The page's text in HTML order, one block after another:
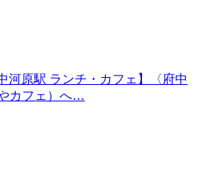
河原駅 ランチ・カフェ】〈府中
カフェ）へ…